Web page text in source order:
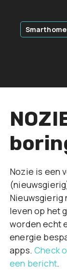
Smarthome
Nozie is een
Nieuwsgierig
leven op het
worden echt
energie
apps.Check
een bericht.